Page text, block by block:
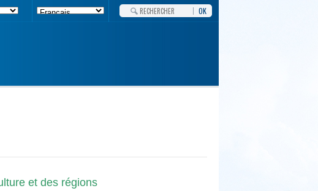
OK
et des régions